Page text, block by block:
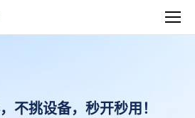
不挑设备，秒开秒用！